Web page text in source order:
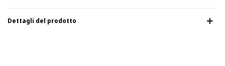
Dettagli del prodotto